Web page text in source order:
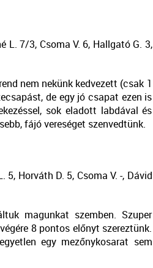
L. 7/3, Csoma V. 6, Hallgató G. 3,
nem nekünk kedvezett (csak 1
de egy jó csapat ezen is
sok eladott labdával és
fájó vereséget szenvedtünk.
Horváth D. 5, Csoma V. -, Dávid
magunkat szemben. Szuper
8 pontos előnyt szereztünk.
egy mezőnykosarat sem